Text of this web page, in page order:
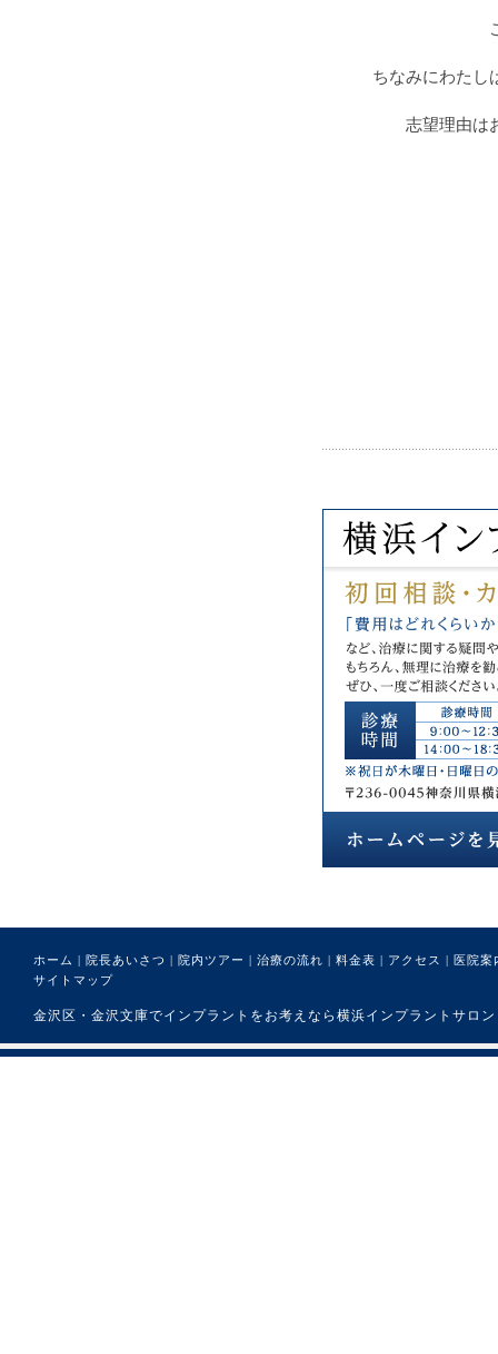
ちなみにわたし
志望理由は
ホーム | 院長あいさつ | 院内ツアー | 治療の流れ | 料金表 | アクセス | 医院案
サイトマップ
金沢区・金沢文庫でインプラントをお考えなら横浜インプラントサ